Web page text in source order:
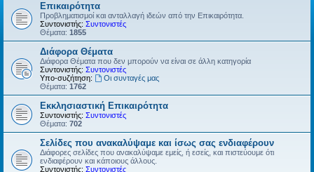
Επικαιρότητα
Προβληματισμοί και ανταλλαγή ιδεών από την Επικαιρότητα.
Συντονιστής: Συντονιστές
Θέματα: 1855
Διάφορα Θέματα
Διάφορα Θέματα που δεν μπορούν να είναι σε άλλη κατηγορία
Συντονιστής: Συντονιστές
Υπο-συζήτηση:
Οι συνταγές μας
Θέματα: 1762
Εκκλησιαστική Επικαιρότητα
Συντονιστής: Συντονιστές
Θέματα: 702
Σελίδες που ανακαλύψαμε και ίσως σας ενδιαφέρουν
Διάφορες σελίδες που ανακαλύψαμε εμείς, ή εσείς, και πιστεύουμε ότι
ενδιαφέρουν και κάποιους άλλους.
Συντονιστής: Συντονιστές